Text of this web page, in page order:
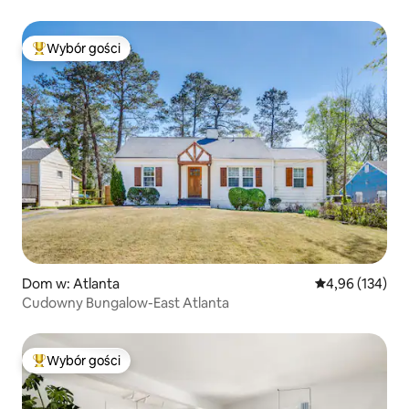
Najpopularniejsze z kategorii Wybór gości
Wybór gości
Dom w: Atlanta Średnia
4,96 (134)
Cudowny Bungalow-East Atlanta
Najpopularniejsze z kategorii Wybór gości
Wybór gości